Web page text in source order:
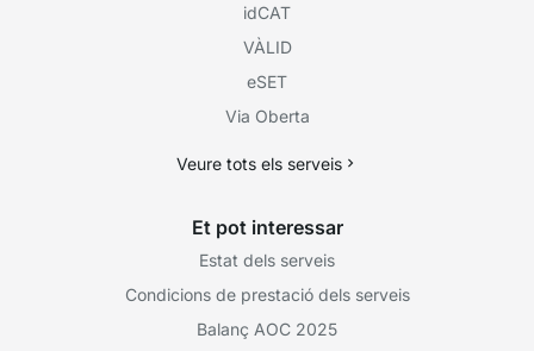
idCAT
VÀLID
eSET
Via Oberta
Veure tots els serveis
Et pot interessar
Estat dels serveis
Condicions de prestació dels serveis
Balanç AOC 2025